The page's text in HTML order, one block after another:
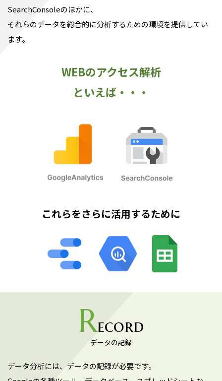
SearchConsoleのほかに、
それらのデータを総合的に分析するための環境を提供してい
ます。
WEBのアクセス解析
といえば・・・
これらをさらに活用するために
Record
データの記録
データ分析には、データの記録が必要です。